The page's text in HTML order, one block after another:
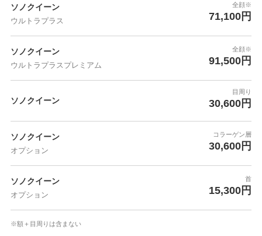
ソノクイーン
ウルトラプラス
全顔※
71,100円
ソノクイーン
ウルトラプラスプレミアム
全顔※
91,500円
ソノクイーン
目周り
30,600円
ソノクイーン
オプション
コラーゲン層
30,600円
ソノクイーン
オプション
首
15,300円
※額＋目周りは含まない